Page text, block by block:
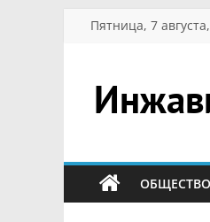
Перейти
Пятница, 7
сельский
портал
ОБЩЕСТВО